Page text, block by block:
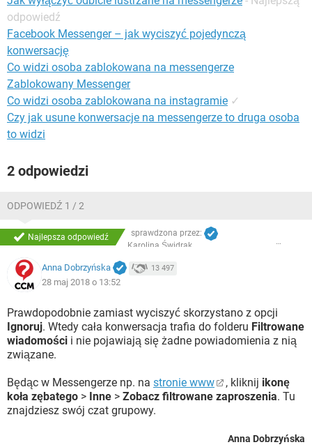
odpowiedź
Facebook Messenger – jak wyciszyć pojedynczą
konwersację
Co widzi osoba zablokowana na messengerze
Zablokowany Messenger
Co widzi osoba zablokowana na instagramie ✓
Czy jak usune konwersacje na messengerze to druga osoba
to widzi
2 odpowiedzi
ODPOWIEDŹ 1 / 2
Najlepsza odpowiedź
sprawdzona przez:
Karolina Świdrak
Anna Dobrzyńska 13 497
28 maj 2018 o 13:52
Prawdopodobnie zamiast wyciszyć skorzystano z opcji
Ignoruj. Wtedy cała konwersacja trafia do folderu Filtrowane
wiadomości i nie pojawiają się żadne powiadomienia z nią
związane.
Będąc w Messengerze np. na stronie www , kliknij ikonę
koła zębatego > Inne > Zobacz filtrowane zaproszenia. Tu
znajdziesz swój czat grupowy.
Anna Dobrzyńska